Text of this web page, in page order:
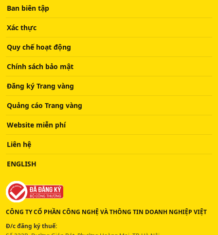
Ban biên tập
Xác thực
Quy chế hoạt động
Chính sách bảo mật
Đăng ký Trang vàng
Quảng cáo Trang vàng
Website miễn phí
Liên hệ
ENGLISH
CÔNG TY CỔ PHẦN CÔNG NGHỆ VÀ THÔNG TIN DOANH NGHIỆP VIỆT
Đ/c đăng ký thuế: